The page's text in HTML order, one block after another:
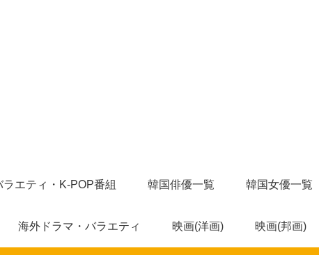
ラエティ・K-POP番組 韓国俳優一覧 韓国女優一覧
海外ドラマ・バラエティ 映画(洋画) 映画(邦画)